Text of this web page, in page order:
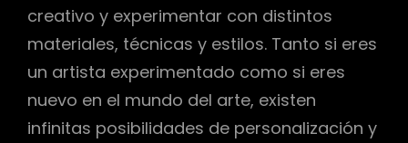
creativo y experimentar con distintos
materiales, técnicas y estilos. Tanto si eres
un artista experimentado como si eres
nuevo en el mundo del arte, existen
infinitas posibilidades de personalización y